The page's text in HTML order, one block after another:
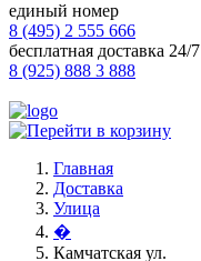
единый номер
8 (495) 2 555 666
бесплатная доставка 24/7
8 (925) 888 3 888
Главная
Доставка
Улица
�
Камчатская ул.